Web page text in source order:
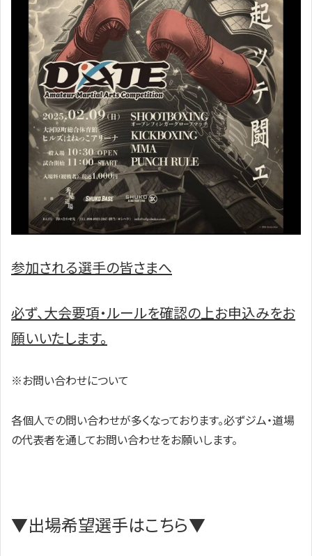
参加される選手の皆さまへ
必ず、大会要項・ルールを確認の上お申込みをお
願いいたします。
※お問い合わせについて
各個人での問い合わせが多くなっております。必ずジム・道場
の代表者を通してお問い合わせをお願いします。
▼出場希望選手はこちら▼